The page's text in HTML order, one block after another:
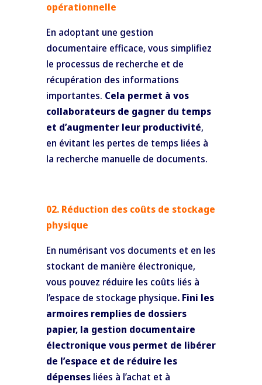
opérationnelle
En adoptant une gestion
documentaire efficace, vous simplifiez
le processus de recherche et de
récupération des informations
importantes. Cela permet à vos
collaborateurs de gagner du temps
et d’augmenter leur productivité,
en évitant les pertes de temps liées à
la recherche manuelle de documents.
02. Réduction des coûts de stockage
physique
En numérisant vos documents et en les
stockant de manière électronique,
vous pouvez réduire les coûts liés à
l’espace de stockage physique. Fini les
armoires remplies de dossiers
papier, la gestion documentaire
électronique vous permet de libérer
de l’espace et de réduire les
dépensesliées à l’achat et à